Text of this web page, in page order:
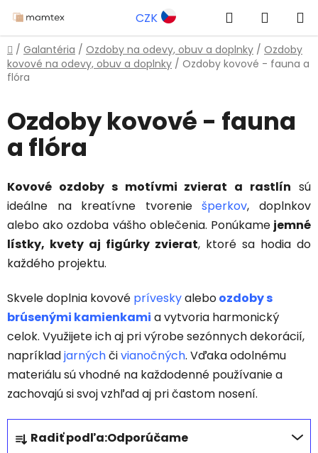
na
obsah
CZK Hľadať
KOŠÍK
Domov
/ Galantéria / Ozdoby na odevy, obuv a doplnky / Ozdoby
kovové na odevy, obuv a doplnky / Ozdoby kovové - fauna a
flóra
Ozdoby kovové - fauna
a flóra
Kovové ozdoby s motívmi zvierat a rastlín sú
ideálne na kreatívne tvoreniešperkov, doplnkov
alebo ako ozdoba vášho oblečenia. Ponúkamejemné
lístky, kvety aj figúrky zvierat, ktoré sa hodia do
každého projektu.
Skvele doplnia kovové príveskyaleboozdoby s
brúsenými kamienkami a vytvoria harmonický
celok. Využijete ich aj pri výrobe sezónnych dekorácií,
napríkladjarnýchčivianočných. Vďaka odolnému
materiálu sú vhodné na každodenné používanie a
zachovajú si svoj vzhľad aj pri častom nosení.
R
a Radiť podľa:Odporúčame